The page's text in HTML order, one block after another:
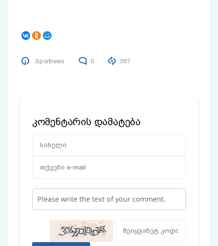
Sportnews 0 387
კომენტარის დამატება